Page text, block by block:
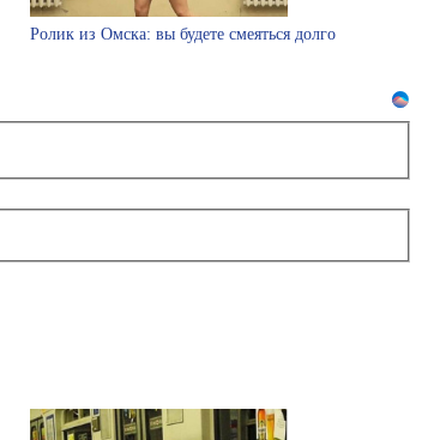
Ролик из Омска: вы будете смеяться долго